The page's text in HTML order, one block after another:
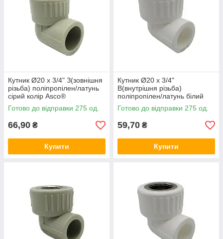
Кутник Ø20 x 3/4" З(зовнішня
різьба) поліпропілен/латунь
сірий колір Asco®
Готово до відправки 275 од.
66,90 ₴
Купити
Кутник Ø20 x 3/4"
В(внутрішня різьба)
поліпропілен/латунь білий
колір Asco®
Готово до відправки 275 од.
59,70 ₴
Купити